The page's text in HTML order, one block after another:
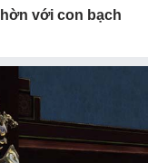
với con bạch